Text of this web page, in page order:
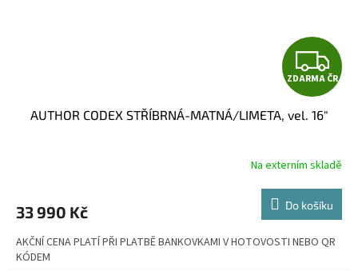
Z
D
R
M
A
ZDARMA ČR
AUTHOR CODEX STŘÍBRNÁ-MATNÁ/LIMETA, vel. 16"
Na externím skladě
33 990 Kč Do košíku
AKČNÍ CENA PLATÍ PŘI PLATBĚ BANKOVKAMI V HOTOVOSTI NEBO QR
KÓDEM